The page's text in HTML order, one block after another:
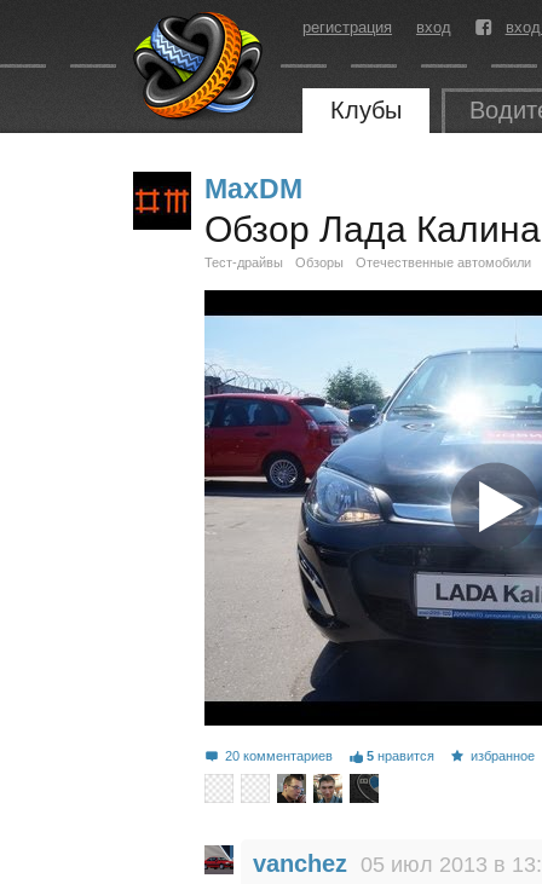
регистрация вход
Клубы
MaxDM
Обзор Лада
Тест-драйвы Обзоры Отечественные автомобили
20 комментариев 5 нравится избранное
vanchez 05 июл 2013 в